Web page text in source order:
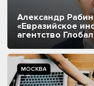
Александр
«Евразийское
агентство
МОСКВА